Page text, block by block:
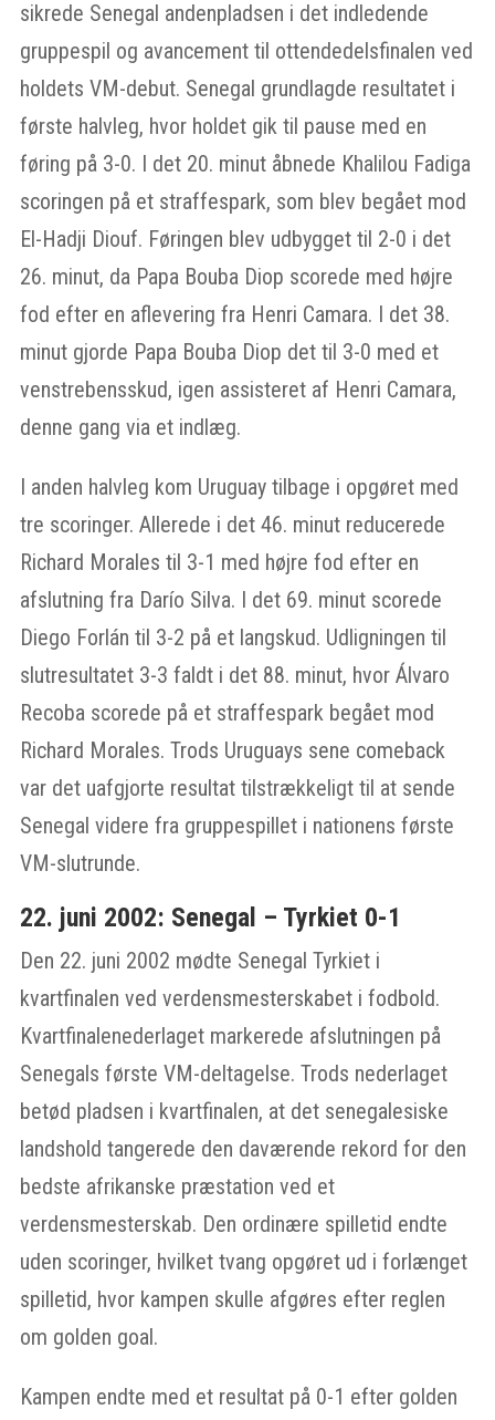
sikrede Senegal andenpladsen i det indledende
gruppespil og avancement til ottendedelsfinalen ved
holdets VM-debut. Senegal grundlagde resultatet i
første halvleg, hvor holdet gik til pause med en
føring på 3-0. I det 20. minut åbnede Khalilou Fadiga
scoringen på et straffespark, som blev begået mod
El-Hadji Diouf. Føringen blev udbygget til 2-0 i det
26. minut, da Papa Bouba Diop scorede med højre
fod efter en aflevering fra Henri Camara. I det 38.
minut gjorde Papa Bouba Diop det til 3-0 med et
venstrebensskud, igen assisteret af Henri Camara,
denne gang via et indlæg.
I anden halvleg kom Uruguay tilbage i opgøret med
tre scoringer. Allerede i det 46. minut reducerede
Richard Morales til 3-1 med højre fod efter en
afslutning fra Darío Silva. I det 69. minut scorede
Diego Forlán til 3-2 på et langskud. Udligningen til
slutresultatet 3-3 faldt i det 88. minut, hvor Álvaro
Recoba scorede på et straffespark begået mod
Richard Morales. Trods Uruguays sene comeback
var det uafgjorte resultat tilstrækkeligt til at sende
Senegal videre fra gruppespillet i nationens første
VM-slutrunde.
22. juni 2002: Senegal – Tyrkiet 0-1
Den 22. juni 2002 mødte Senegal Tyrkiet i
kvartfinalen ved verdensmesterskabet i fodbold.
Kvartfinalenederlaget markerede afslutningen på
Senegals første VM-deltagelse. Trods nederlaget
betød pladsen i kvartfinalen, at det senegalesiske
landshold tangerede den daværende rekord for den
bedste afrikanske præstation ved et
verdensmesterskab. Den ordinære spilletid endte
uden scoringer, hvilket tvang opgøret ud i forlænget
spilletid, hvor kampen skulle afgøres efter reglen
om golden goal.
Kampen endte med et resultat på 0-1 efter golden